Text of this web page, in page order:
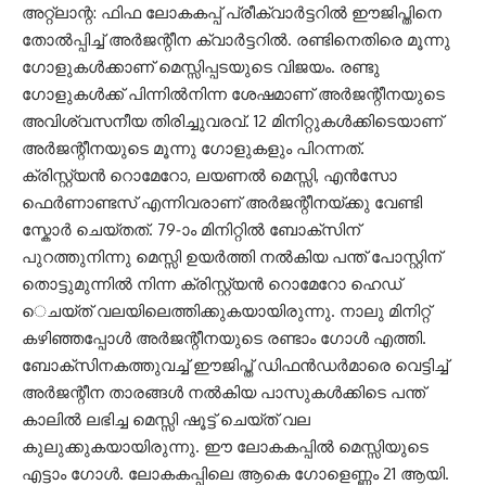
അറ്റ്‌ലാന്റ: ഫിഫ ലോകകപ്പ് പ്രീക്വാർട്ടറിൽ ഈജിപ്തിനെ
തോൽപ്പിച്ച് അർജന്റീന ക്വാർട്ടറിൽ. രണ്ടിനെതിരെ മൂന്നു
ഗോളുകൾക്കാണ് മെസ്സിപ്പടയുടെ വിജയം. രണ്ടു
ഗോളുകൾക്ക് പിന്നിൽനിന്ന ശേഷമാണ് അർജന്റീനയുടെ
അവിശ്വസനീയ തിരിച്ചുവരവ്. 12 മിനിറ്റുകൾക്കിടെയാണ്
അർജന്റീനയുടെ മൂന്നു ഗോളുകളും പിറന്നത്.
ക്രിസ്റ്റ്യൻ റൊമേറോ, ലയണൽ മെസ്സി, എൻസോ
ഫെർണാണ്ടസ് എന്നിവരാണ് അർജന്റീനയ്ക്കു വേണ്ടി
സ്കോർ ചെയ്തത്. 79-ാം മിനിറ്റിൽ ബോക്സിന്
പുറത്തുനിന്നു മെസ്സി ഉയർത്തി നൽകിയ പന്ത് പോസ്റ്റിന്
തൊട്ടുമുന്നിൽ നിന്ന ക്രിസ്റ്റ്യൻ റൊമേറോ ഹെഡ്
െചയ്ത് വലയിലെത്തിക്കുകയായിരുന്നു. നാലു മിനിറ്റ്
കഴിഞ്ഞപ്പോൾ അർജന്റീനയുടെ രണ്ടാം ഗോൾ എത്തി.
ബോക്സിനകത്തുവച്ച് ഈജിപ്ത് ഡിഫൻഡർമാരെ വെട്ടിച്ച്
അർജന്റീന താരങ്ങൾ നൽകിയ പാസുകൾക്കിടെ പന്ത്
കാലിൽ ലഭിച്ച മെസ്സി ഷൂട്ട് ചെയ്ത് വല
കുലുക്കുകയായിരുന്നു. ഈ ലോകകപ്പിൽ മെസ്സിയുടെ
എട്ടാം ഗോൾ. ലോകകപ്പിലെ ആകെ ഗോളെണ്ണം 21 ആയി.